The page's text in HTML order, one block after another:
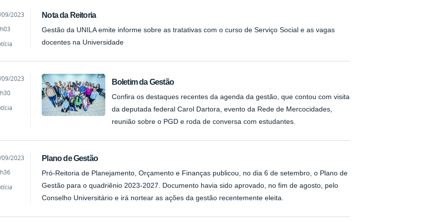
Nota da Reitoria
Gestão da UNILA emite informe sobre as tratativas com o curso de Serviço Social e as vagas
docentes na Universidade
2023
Boletim da Gestão
Confira os destaques recentes da agenda da gestão, que contou com visita
da deputada federal Carol Dartora, evento da Rede de Mercocidades,
reunião sobre o PGD e roda de conversa com estudantes.
2023
Plano de Gestão
Pró-Reitoria de Planejamento, Orçamento e Finanças publicou, no dia 6 de setembro, o Plano de
Gestão para o quadriênio 2023-2027. Documento havia sido aprovado, no fim de agosto, pelo
Conselho Universitário e irá nortear as ações da gestão recentemente eleita.
2023